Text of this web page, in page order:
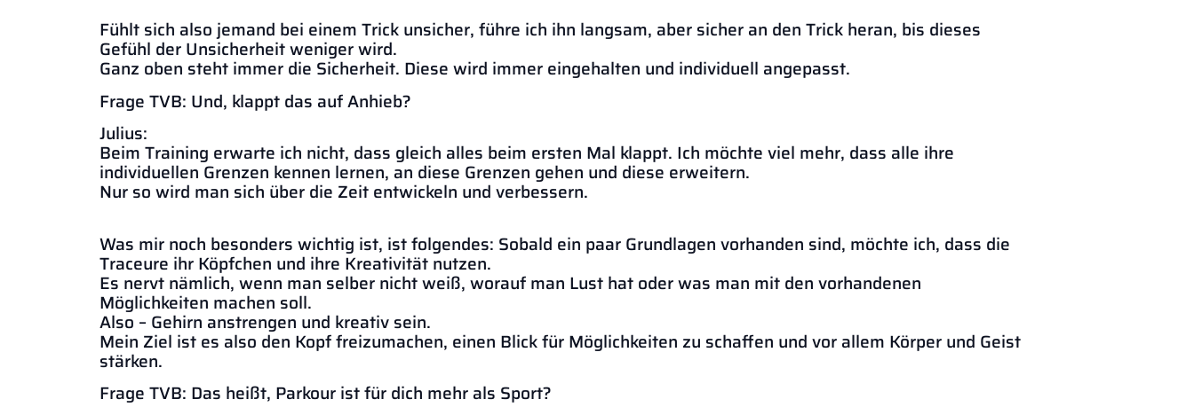
Fühlt sich also jemand bei einem Trick unsicher, führe ich ihn langsam, aber sicher an den Trick heran, bis dieses
Gefühl der Unsicherheit weniger wird.
Ganz oben steht immer die Sicherheit. Diese wird immer eingehalten und individuell angepasst.
Frage TVB: Und, klappt das auf Anhieb?
Julius:
Beim Training erwarte ich nicht, dass gleich alles beim ersten Mal klappt. Ich möchte viel mehr, dass alle ihre
individuellen Grenzen kennen lernen, an diese Grenzen gehen und diese erweitern.
Nur so wird man sich über die Zeit entwickeln und verbessern.
Was mir noch besonders wichtig ist, ist folgendes: Sobald ein paar Grundlagen vorhanden sind, möchte ich, dass die
Traceure ihr Köpfchen und ihre Kreativität nutzen.
Es nervt nämlich, wenn man selber nicht weiß, worauf man Lust hat oder was man mit den vorhandenen
Möglichkeiten machen soll.
Also – Gehirn anstrengen und kreativ sein.
Mein Ziel ist es also den Kopf freizumachen, einen Blick für Möglichkeiten zu schaffen und vor allem Körper und Geist
stärken.
Frage TVB: Das heißt, Parkour ist für dich mehr als Sport?